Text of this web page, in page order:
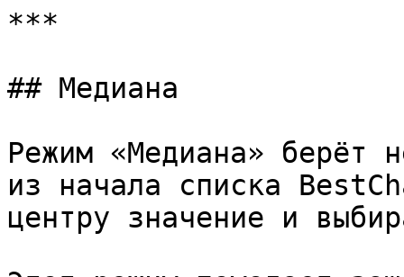
***
## Медиана
Режим «Медиана» берёт
из начала списка
центру значение и